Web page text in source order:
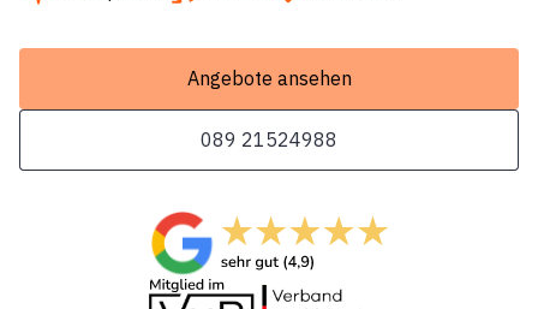
Angebote ansehen
089 21524988